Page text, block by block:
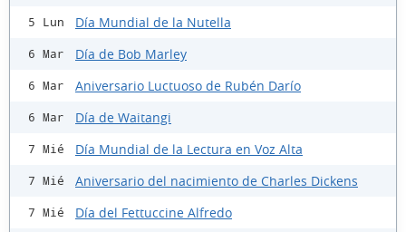
5 Lun Día Mundial de la Nutella
6 Mar Día de Bob Marley
6 Mar Aniversario Luctuoso de Rubén Darío
6 Mar Día de Waitangi
7 Mié Día Mundial de la Lectura en Voz Alta
7 Mié Aniversario del nacimiento de Charles Dickens
7 Mié Día del Fettuccine Alfredo